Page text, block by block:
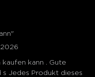
kann . Gute
s Jedes Produkt dieses